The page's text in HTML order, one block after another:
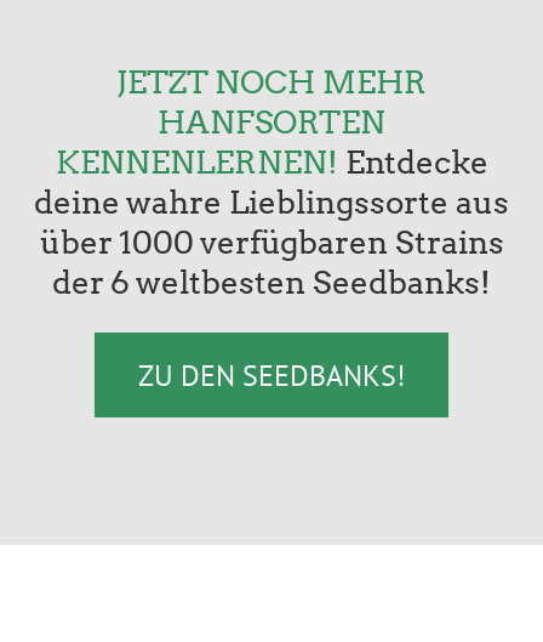
JETZT NOCH MEHR
HANFSORTEN
KENNENLERNEN! Entdecke
deine wahre Lieblingssorte aus
über 1000 verfügbaren Strains
der 6 weltbesten Seedbanks!
ZU DEN SEEDBANKS!